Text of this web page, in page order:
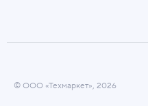
© ООО «Техмаркет», 2026